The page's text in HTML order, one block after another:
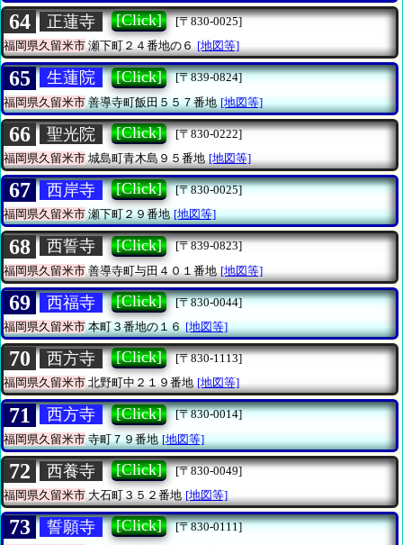
64 正蓮寺 [Click]
[〒830-0025]
福岡県久留米市瀬下町２４番地の６ [地図等]
65 生蓮院 [Click]
[〒839-0824]
福岡県久留米市善導寺町飯田５５７番地 [地図等]
66 聖光院 [Click]
[〒830-0222]
福岡県久留米市城島町青木島９５番地 [地図等]
67 西岸寺 [Click]
[〒830-0025]
福岡県久留米市瀬下町２９番地 [地図等]
68 西誓寺 [Click]
[〒839-0823]
福岡県久留米市 善導寺町与田４０１番地 [地図等]
69 西福寺 [Click]
[〒830-0044]
福岡県久留米市本町３番地の１６ [地図等]
70 西方寺 [Click]
[〒830-1113]
福岡県久留米市北野町中２１９番地 [地図等]
71 西方寺 [Click]
[〒830-0014]
福岡県久留米市寺町７９番地 [地図等]
72 西養寺 [Click]
[〒830-0049]
福岡県久留米市大石町３５２番地 [地図等]
73 誓願寺 [Click]
[〒830-0111]